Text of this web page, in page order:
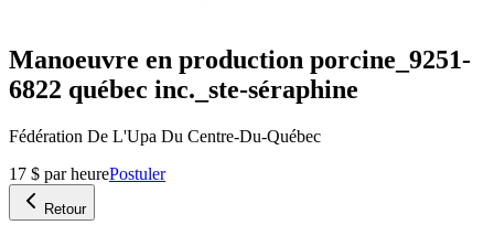
Manoeuvre en production porcine_9251-
6822 québec inc._ste-séraphine
Fédération De L'Upa Du Centre-Du-Québec
17 $ par heurePostuler
Retour